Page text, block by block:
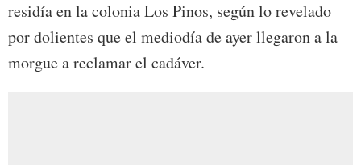
residía en la colonia Los Pinos, según lo revelado
por dolientes que el mediodía de ayer llegaron a la
morgue a reclamar el cadáver.